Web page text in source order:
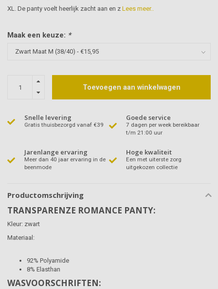
XL. De panty voelt heerlijk zacht aan en z Lees meer..
Maak een keuze: *
Toevoegen aan winkelwagen
Snelle levering
Gratis thuisbezorgd vanaf €39
Goede service
7 dagen per week bereikbaar
t/m 21:00 uur
Jarenlange ervaring
Meer dan 40 jaar ervaring in de
beenmode
Hoge kwaliteit
Een met uiterste zorg
uitgekozen collectie
Productomschrijving
TRANSPARENZE ROMANCE PANTY:
Kleur: zwart
Materiaal:
92% Polyamide
8% Elasthan
WASVOORSCHRIFTEN: